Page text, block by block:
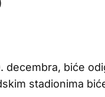
decembra, biće
stadionima